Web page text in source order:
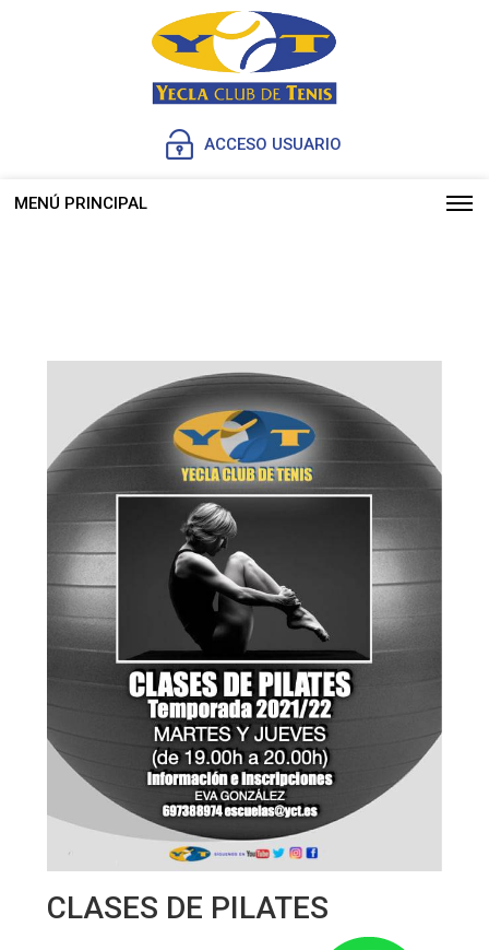
ACCESO USUARIO
MENÚ PRINCIPAL
CLASES DE PILATES